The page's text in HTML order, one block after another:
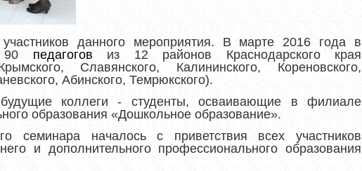
данного мероприятия. В марте 2016 года в
педагогов
из 12 районов Краснодарского края
Славянского, Калининского, Кореновского,
Абинского, Темрюкского).
коллеги - студенты, осваивающие в филиале
образования «Дошкольное образование».
семинара началось с приветствия всех участников
и дополнительного профессионального образования